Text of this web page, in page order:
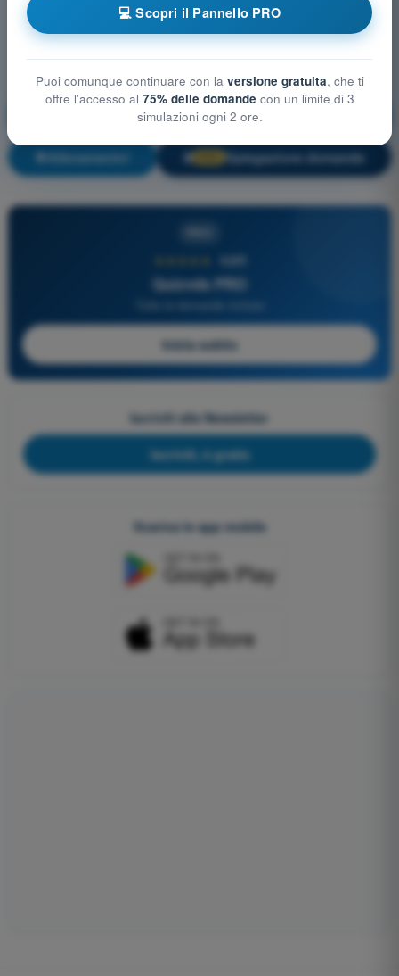
Mitigazioni tecniche e operative del rischio in aria
Allenamento! 🔒 Spiegazione domanda
4,6/5
Quizvds PRO
Inizia subito
Iscriviti alla Newsletter
Iscriviti, è gratis
Scarica le app mobile
💻 Scopri il Pannello PRO
Puoi comunque continuare con la versione gratuita, che ti
offre l'accesso al 75% delle domande con un limite di 3
simulazioni ogni 2 ore.